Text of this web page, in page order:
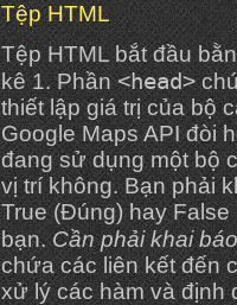
Tệp HTML
Tệp HTML bắt đầu
kê 1. Phần<head>
thiết lập giá trị của bộ
Google Maps API đòi
đang sử dụng một bộ
vị trí không. Bạn phải
True (Đúng) hay
bạn.Cần phải khai
chứa các liên kết đến
xử lý các hàm và định